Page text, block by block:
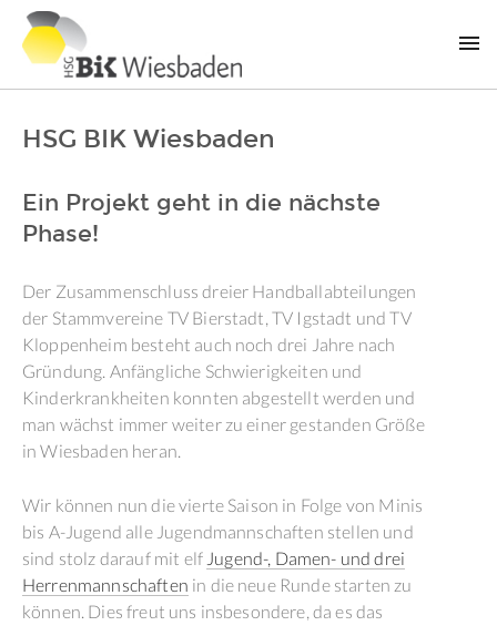
HSG BIK Wiesbaden
Ein Projekt geht in die nächste
Phase!
Der Zusammenschluss dreier Handballabteilungen
der Stammvereine TV Bierstadt, TV Igstadt und TV
Kloppenheim besteht auch noch drei Jahre nach
Gründung. Anfängliche Schwierigkeiten und
Kinderkrankheiten konnten abgestellt werden und
man wächst immer weiter zu einer gestanden Größe
in Wiesbaden heran.
Wir können nun die vierte Saison in Folge von Minis
bis A-Jugend alle Jugendmannschaften stellen und
sind stolz darauf mit elf Jugend-, Damen- und drei
Herrenmannschaften in die neue Runde starten zu
können. Dies freut uns insbesondere, da es das